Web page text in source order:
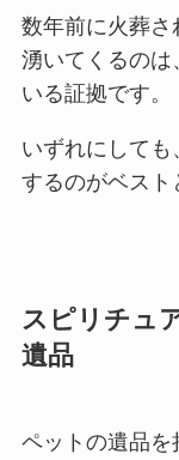
数年前に火葬
湧いてくるのは
いる証拠です。
いずれにして
するのがベスト
スピリチュ
遺品
ペットの遺品を